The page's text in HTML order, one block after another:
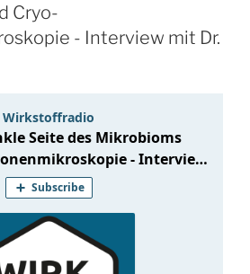
Cryo-
- Interview mit Dr.